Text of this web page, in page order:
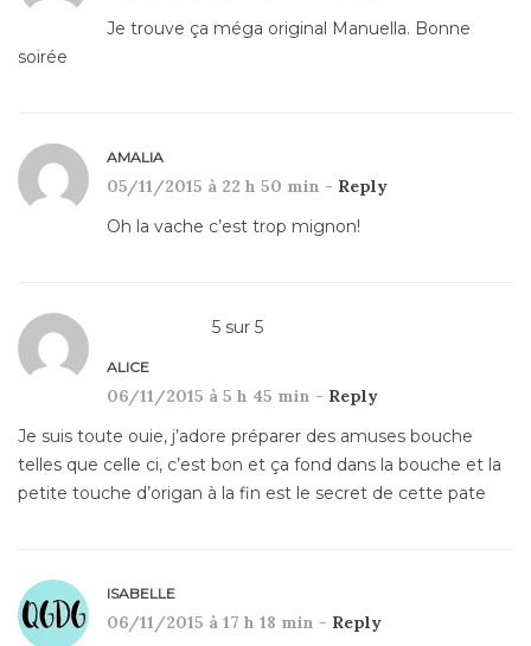
Je trouve ça méga original Manuella. Bonne
soirée
AMALIA
05/11/2015 à 22 h 50 min - Reply
Oh la vache c’est trop mignon!
5 sur 5
ALICE
06/11/2015 à 5 h 45 min - Reply
Je suis toute ouie, j’adore préparer des amuses bouche
telles que celle ci, c’est bon et ça fond dans la bouche et la
petite touche d’origan à la fin est le secret de cette pate
ISABELLE
06/11/2015 à 17 h 18 min - Reply